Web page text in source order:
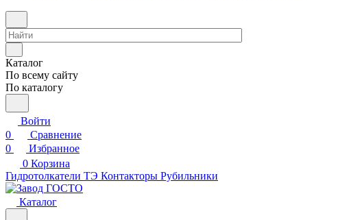
Каталог
По всему сайту
По каталогу
Войти
0
Сравнение
0
Избранное
0 Корзина
Гидротолкатели ТЭ Контакторы Рубильники
Каталог